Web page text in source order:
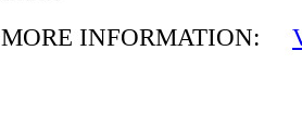
MORE INFORMATION: